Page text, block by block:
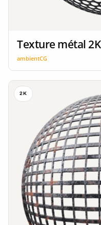
Texture métal
ambientCG
2K